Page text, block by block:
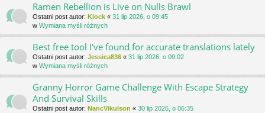
Ramen Rebellion is Live on Nulls Brawl
Ostatni post autor: Klock « 31 lip 2026, o 09:45
w Wymiana myśli różnych
Best free tool I've found for accurate translations lately
Ostatni post autor: Jessica836 « 31 lip 2026, o 09:02
w Wymiana myśli różnych
Granny Horror Game Challenge With Escape Strategy
And Survival Skills
Ostatni post autor: NancVikulson « 30 lip 2026, o 06:35